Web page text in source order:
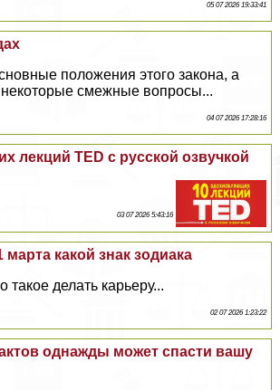
05 07 2026 19:33:41
положения этого закона, а
смежные вопросы...
04 07 2026 17:28:16
лекций TED с русской озвучкой
03 07 2026 5:43:16
какой знак зодиака
такое делать карьеру...
02 07 2026 1:23:22
однажды может спасти вашу